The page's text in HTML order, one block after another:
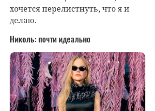
хочется перелистнуть, что я и
делаю.
Николь: почти идеально